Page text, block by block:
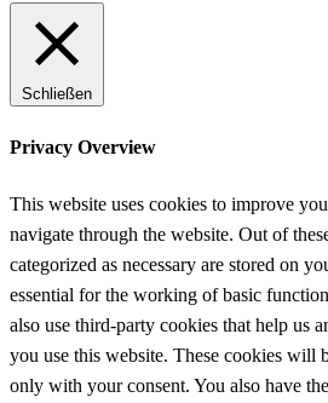
Schließen
Privacy Overview
This website uses cookies to improve
navigate through the website. Out of
categorized as necessary are stored on
essential for the working of basic
also use third-party cookies that help us
you use this website. These cookies will
only with your consent. You also have